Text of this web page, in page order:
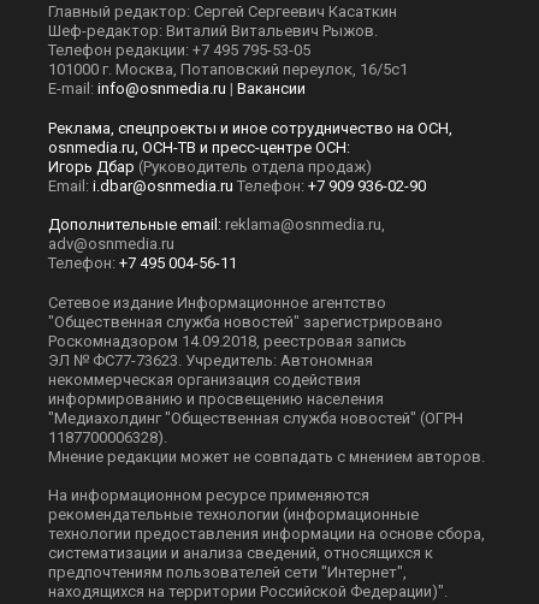
Главный редактор: Сергей Сергеевич Касаткин
Шеф-редактор: Виталий Витальевич Рыжов.
Телефон редакции: +7 495 795-53-05
101000 г. Москва, Потаповский переулок, 16/5с1
E-mail: info@osnmedia.ru | Вакансии
Реклама, спецпроекты и иное сотрудничество на ОСН,
osnmedia.ru, ОСН-ТВ и пресс-центре ОСН:
Игорь Дбар (Руководитель отдела продаж)
Email: i.dbar@osnmedia.ru Телефон: +7 909 936-02-90
Дополнительные email: reklama@osnmedia.ru
adv@osnmedia.ru
Телефон: +7 495 004-56-11
Сетевое издание Информационное агентство
"Общественная служба новостей" зарегистрировано
Роскомнадзором 14.09.2018, реестровая запись
ЭЛ № ФС77-73623. Учредитель: Автономная
некоммерческая организация содействия
информированию и просвещению населения
"Медиахолдинг "Общественная служба новостей" (ОГРН
1187700006328).
Мнение редакции может не совпадать с мнением авторов.
На информационном ресурсе применяются
рекомендательные технологии (информационные
технологии предоставления информации на основе сбора,
систематизации и анализа сведений, относящихся к
предпочтениям пользователей сети "Интернет",
находящихся на территории Российской Федерации)".